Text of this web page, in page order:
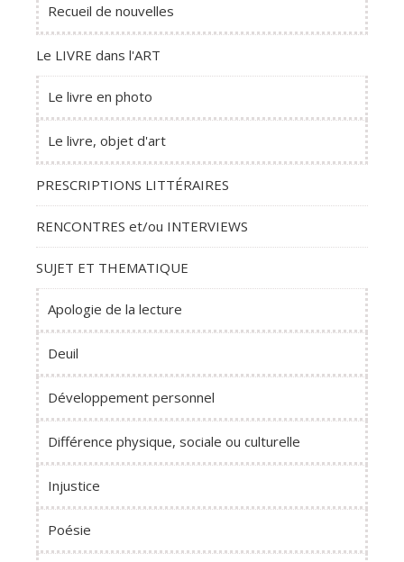
Recueil de nouvelles
Le LIVRE dans l'ART
Le livre en photo
Le livre, objet d'art
PRESCRIPTIONS LITTÉRAIRES
RENCONTRES et/ou INTERVIEWS
SUJET ET THEMATIQUE
Apologie de la lecture
Deuil
Développement personnel
Différence physique, sociale ou culturelle
Injustice
Poésie